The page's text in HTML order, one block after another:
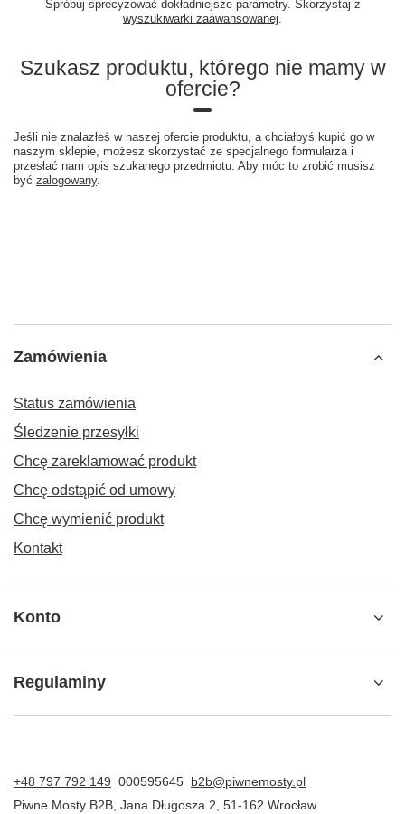
Spróbuj sprecyzować dokładniejsze parametry. Skorzystaj z
wyszukiwarki zaawansowanej
Szukasz produktu, którego nie mamy w
ofercie?
Jeśli nie znalazłeś w naszej ofercie produktu, a chciałbyś kupić go w
naszym sklepie, możesz skorzystać ze specjalnego formularza i
przesłać nam opis szukanego przedmiotu. Aby móc to zrobić musisz
być zalogowany.
Zamówienia
Status zamówienia
Śledzenie przesyłki
Chcę zareklamować produkt
Chcę odstąpić od umowy
Chcę wymienić produkt
Kontakt
Konto
Regulaminy
+48 797 792 149 000595645 b2b@piwnemosty.pl
Piwne Mosty B2B Jana Długosza 2 51-162 Wrocław